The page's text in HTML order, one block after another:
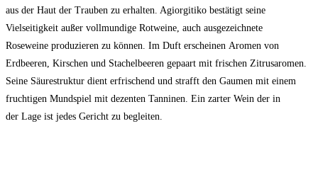
aus der Haut der Trauben zu erhalten. Agiorgitiko bestätigt seine
Vielseitigkeit außer vollmundige Rotweine, auch ausgezeichnete
Roseweine produzieren zu können. Im Duft erscheinen Aromen von
Erdbeeren, Kirschen und Stachelbeeren gepaart mit frischen Zitrusaromen.
Seine Säurestruktur dient erfrischend und strafft den Gaumen mit einem
fruchtigen Mundspiel mit dezenten Tanninen. Ein zarter Wein der in
der Lage ist jedes Gericht zu begleiten.